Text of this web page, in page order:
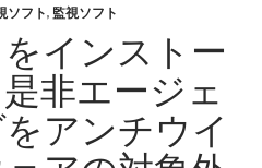
ソフト, 監視ソフト
インストー
非エージェ
アンチウイ